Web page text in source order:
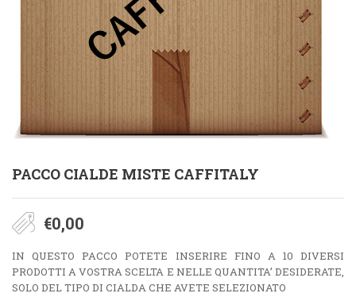
PACCO CIALDE MISTE CAFFITALY
€0,00
IN QUESTO PACCO POTETE INSERIRE FINO A 10 DIVERSI
PRODOTTI A VOSTRA SCELTA E NELLE QUANTITA’ DESIDERATE,
SOLO DEL TIPO DI CIALDA CHE AVETE SELEZIONATO